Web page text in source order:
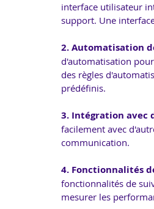
interface utilisateur
support. Une
2. Automatisation
d'automatisation
des règles
prédéfinis.
3. Intégration avec
facilement avec
communication.
4. Fonctionnalités
fonctionnalités de
mesurer les